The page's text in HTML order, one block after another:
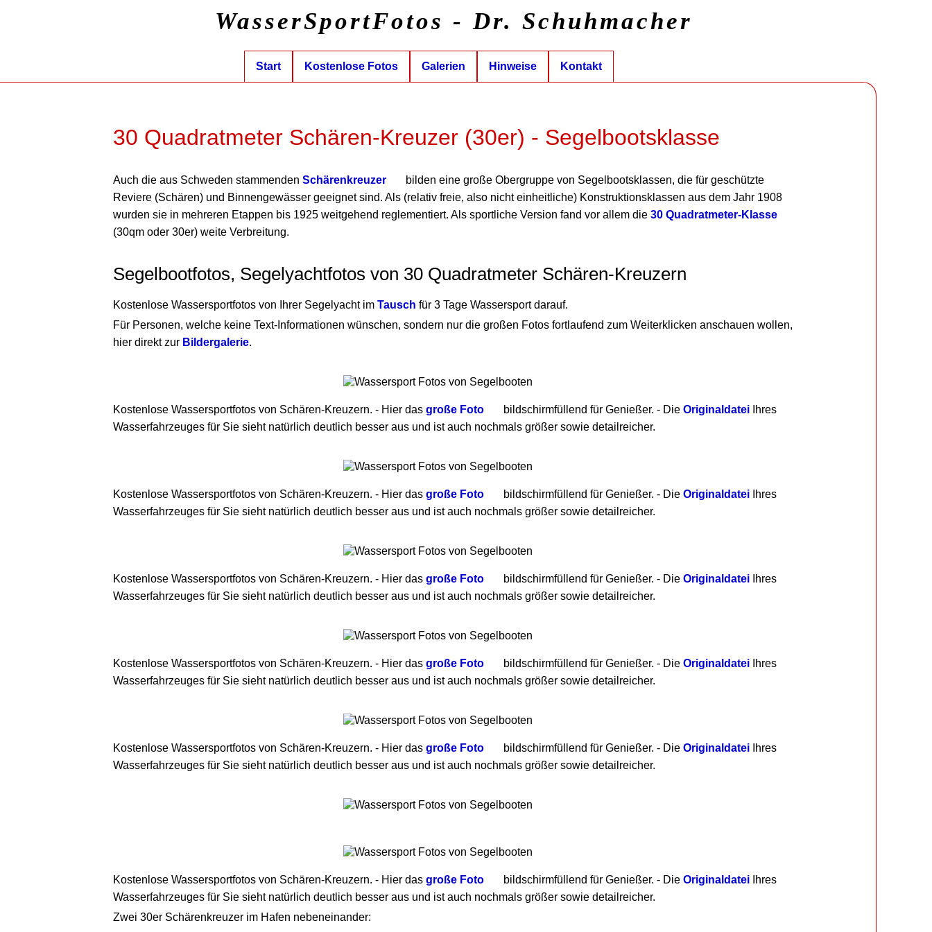
30 Quadratmeter Schären-Kreuzer (30er) - Segelbootsklasse
Auch die aus Schweden stammenden Schärenkreuzer
bilden eine große Obergruppe von Segelbootsklassen, die für geschützte
Reviere (Schären) und Binnengewässer geeignet sind. Als (relativ freie, also nicht einheitliche) Konstruktionsklassen aus dem Jahr 1908
wurden sie in mehreren Etappen bis 1925 weitgehend reglementiert. Als sportliche Version fand vor allem die 30 Quadratmeter-Klasse
(30qm oder 30er) weite Verbreitung.
Segelbootfotos, Segelyachtfotos von 30 Quadratmeter Schären-Kreuzern
Kostenlose Wassersportfotos von Ihrer Segelyacht im Tausch für 3 Tage Wassersport darauf.
Für Personen, welche keine Text-Informationen wünschen, sondern nur die großen Fotos fortlaufend zum Weiterklicken anschauen wollen,
hier direkt zur Bildergalerie.
Kostenlose Wassersportfotos von Schären-Kreuzern. - Hier das große Foto bildschirmfüllend für Genießer. - Die OriginaldateiIhres
Wasserfahrzeuges für Sie sieht natürlich deutlich besser aus und ist auch nochmals größer sowie detailreicher.
Kostenlose Wassersportfotos von Schären-Kreuzern. - Hier das große Foto bildschirmfüllend für Genießer. - Die OriginaldateiIhres
Wasserfahrzeuges für Sie sieht natürlich deutlich besser aus und ist auch nochmals größer sowie detailreicher.
Kostenlose Wassersportfotos von Schären-Kreuzern. - Hier das große Foto bildschirmfüllend für Genießer. - Die OriginaldateiIhres
Wasserfahrzeuges für Sie sieht natürlich deutlich besser aus und ist auch nochmals größer sowie detailreicher.
Kostenlose Wassersportfotos von Schären-Kreuzern. - Hier das große Foto bildschirmfüllend für Genießer. - Die OriginaldateiIhres
Wasserfahrzeuges für Sie sieht natürlich deutlich besser aus und ist auch nochmals größer sowie detailreicher.
Kostenlose Wassersportfotos von Schären-Kreuzern. - Hier das große Foto bildschirmfüllend für Genießer. - Die OriginaldateiIhres
Wasserfahrzeuges für Sie sieht natürlich deutlich besser aus und ist auch nochmals größer sowie detailreicher.
Kostenlose Wassersportfotos von Schären-Kreuzern. - Hier das große Foto bildschirmfüllend für Genießer. - Die OriginaldateiIhres
Wasserfahrzeuges für Sie sieht natürlich deutlich besser aus und ist auch nochmals größer sowie detailreicher.
Zwei 30er Schärenkreuzer im Hafen nebeneinander:
WasserSportFotos - Dr. Schuhmacher
Start Kostenlose Fotos Galerien Hinweise Kontakt